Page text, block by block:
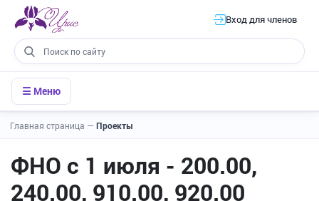
Вход для членов
☰ Меню
Главная страница — Проекты
ФНО с 1 июля - 200.00,
240.00, 910.00, 920.00